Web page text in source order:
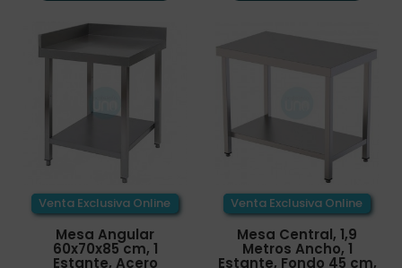
Venta Exclusiva Online
Mesa Angular
60x70x85 cm, 1
Estante, Acero
Venta Exclusiva Online
Mesa Central, 1,9
Metros Ancho, 1
Estante, Fondo 45 cm,